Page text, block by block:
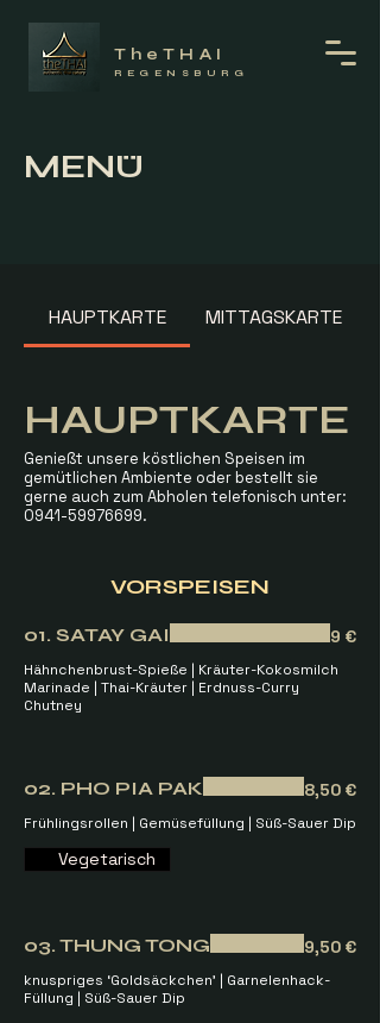
TheTHAI
REGENSBURG
MENÜ
HAUPTKARTE MITTAGSKARTE
HAUPTKARTE
Genießt unsere köstlichen Speisen im
gemütlichen Ambiente oder bestellt sie
gerne auch zum Abholen telefonisch unter:
0941-59976699.
VORSPEISEN
01. SATAY GAI
Hähnchenbrust-Spieße | Kräuter-Kokosmilch
Marinade | Thai-Kräuter | Erdnuss-Curry
Chutney
9 €
02. PHO PIA PAK
Frühlingsrollen | Gemüsefüllung | Süß-Sauer Dip
8,50 €
Vegetarisch
03. THUNG TONG
knuspriges ‘Goldsäckchen’ | Garnelenhack-
Füllung | Süß-Sauer Dip
9,50 €